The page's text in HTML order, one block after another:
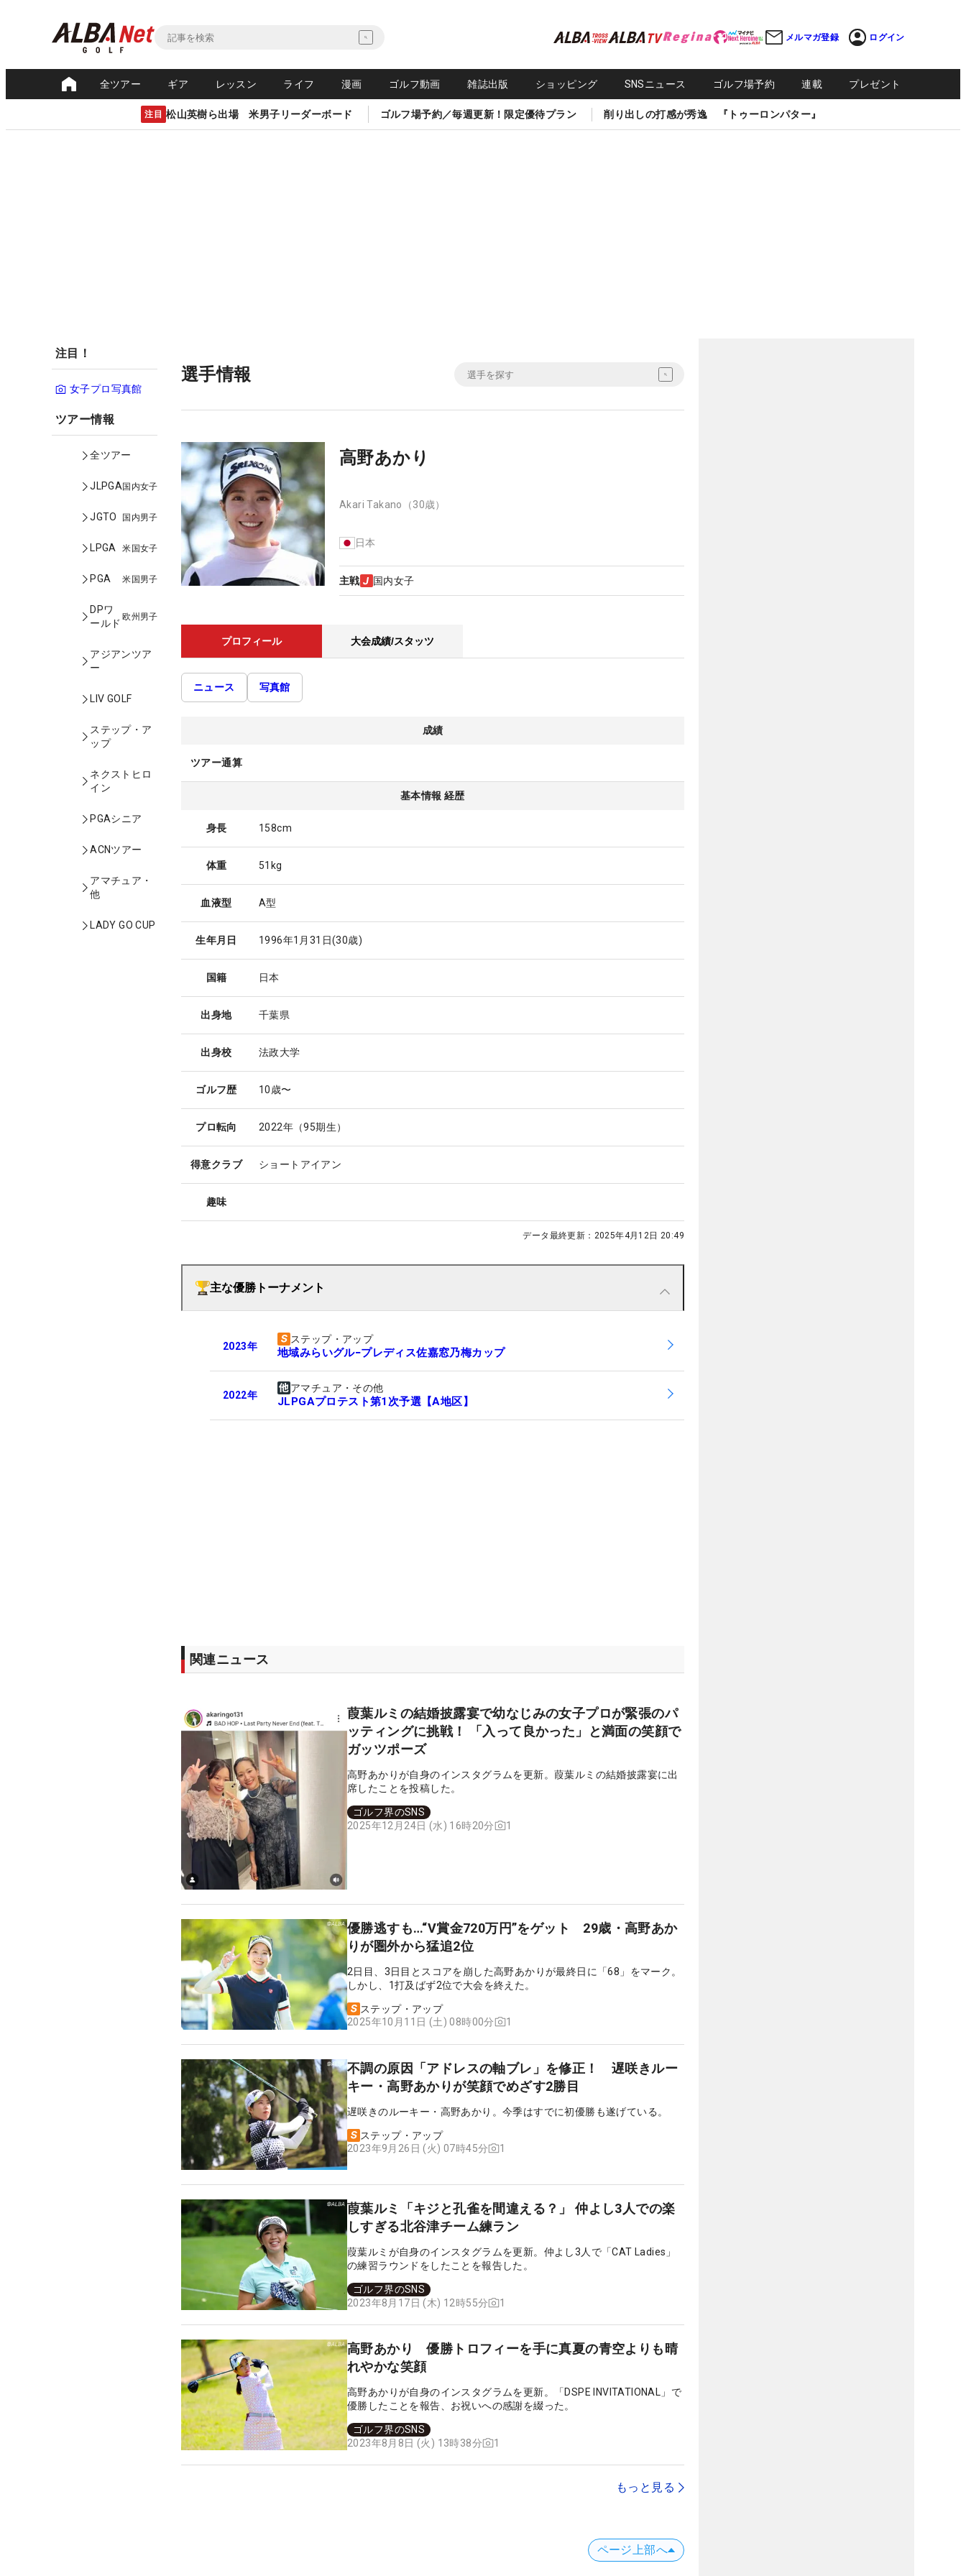
メルマガ登録 ログイン
全ツアー ギア レッスン ライフ 漫画 ゴルフ動画 雑誌出版 ショッピング SNSニュース ゴルフ場予約 連載 プレゼント
注目 松山英樹ら出場 米男子リーダーボード ゴルフ場予約／毎週更新！限定優待プラン 削り出しの打感が秀逸 『トゥーロンパター』
注目！
女子プロ写真館
ツアー情報
全ツアー
JLPGA国内女子
JGTO 国内男子
LPGA 米国女子
PGA 米国男子
DPワ
ールド
欧州男子
アジアンツア
ー
LIV GOLF
ステップ・ア
ップ
ネクストヒロ
イン
PGAシニア
ACNツアー
アマチュア・
他
LADY GO CUP
選手情報
高野あかり
Akari Takano （30歳）
日本
主戦 国内女子
プロフィール 大会成績/スタッツ
ニュース 写真館
成績
ツアー通算
基本情報 経歴
身長 158cm
体重 51kg
血液型 A型
生年月日 1996年1月31日(30歳)
国籍 日本
出身地 千葉県
出身校 法政大学
ゴルフ歴 10歳〜
プロ転向 2022年（95期生）
得意クラブ ショートアイアン
趣味
データ最終更新： 2025年4月12日 20:49
主な優勝トーナメント
2023年
ステップ・アップ
地域みらいグル−プレディス佐嘉窓乃梅カップ
2022年
アマチュア・その他
JLPGAプロテスト第1次予選【A地区】
関連ニュース
葭葉ルミの結婚披露宴で幼なじみの女子プロが緊張のパ
ッティングに挑戦！ 「入って良かった」と満面の笑顔で
ガッツポーズ
高野あかりが自身のインスタグラムを更新。葭葉ルミの結婚披露宴に出
席したことを投稿した。
ゴルフ界のSNS
2025年12月24日 (水) 16時20分
1
優勝逃すも…“V賞金720万円”をゲット 29歳・高野あか
りが圏外から猛追2位
2日目、3日目とスコアを崩した高野あかりが最終日に「68」をマーク。
しかし、1打及ばず2位で大会を終えた。
ステップ・アップ
2025年10月11日 (土) 08時00分
1
不調の原因「アドレスの軸ブレ」を修正！ 遅咲きルー
キー・高野あかりが笑顔でめざす2勝目
遅咲きのルーキー・高野あかり。今季はすでに初優勝も遂げている。
ステップ・アップ
2023年9月26日 (火) 07時45分
1
葭葉ルミ「キジと孔雀を間違える？」 仲よし3人での楽
しすぎる北谷津チーム練ラン
葭葉ルミが自身のインスタグラムを更新。仲よし3人で「CAT Ladies」
の練習ラウンドをしたことを報告した。
ゴルフ界のSNS
2023年8月17日 (木) 12時55分
1
高野あかり 優勝トロフィーを手に真夏の青空よりも晴
れやかな笑顔
高野あかりが自身のインスタグラムを更新。「DSPE INVITATIONAL」で
優勝したことを報告、お祝いへの感謝を綴った。
ゴルフ界のSNS
2023年8月8日 (火) 13時38分
1
もっと見る
ページ上部へ